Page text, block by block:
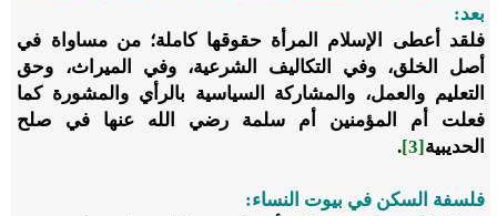
بعد:
فلقد أعطى الإسلام المرأة حقوقها كاملة؛ من مساواة في
أصل الخلق، وفي التكاليف الشرعية، وفي الميراث، وحق
التعليم والعمل، والمشاركة السياسية بالرأي والمشورة كما
فعلت أم المؤمنين أم سلمة رضي الله عنها في صلح
الحديبية[3]
.
فلسفة السكن في بيوت النساء: